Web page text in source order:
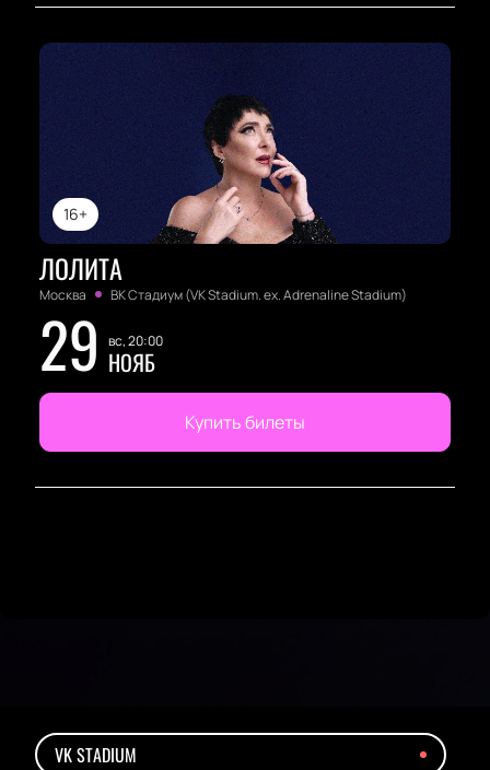
16+
ЛОЛИТА
Москва ВК Стадиум (VK Stadium. ex. Adrenaline Stadium)
29 вс, 20:00
НОЯБ
Купить билеты
VK STADIUM